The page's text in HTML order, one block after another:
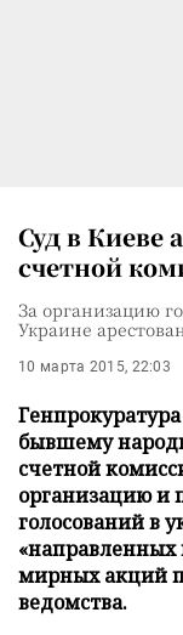
Суд в Киеве
счетной
За организацию
Украине
10 марта 2015, 22:03
бывшему
счетной
организацию и
голосований в
«направленных
мирных акций
ведомства.